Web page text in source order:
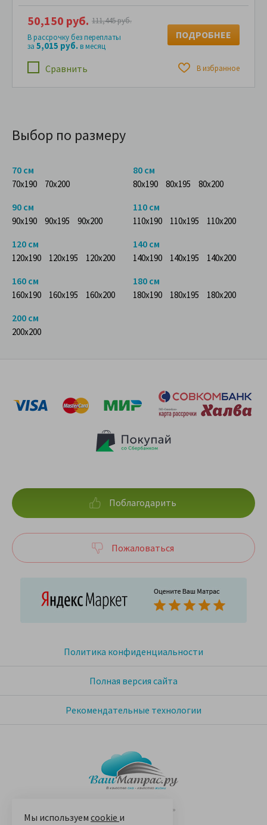
Сравнить В избранное
50,150 руб. 111,445 руб.
В рассрочку без переплаты
за 5,015 руб.в месяц
ПОДРОБНЕЕ
Выбор по размеру
70 см
70x190 70x200
80 см
80x190 80x195 80x200
90 см
90x190 90x195 90x200
110 см
110x190 110x195 110x200
120 см
120x190 120x195 120x200
140 см
140x190 140x195 140x200
160 см
160x190 160x195 160x200
180 см
180x190 180x195 180x200
200 см
200x200
© 2005-2026 «Ваш матрас»
Политика конфиденциальности
Полная версия сайта
Рекомендательные технологии
Поблагодарить
Пожаловаться
Мы используем cookie и